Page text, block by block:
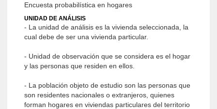
Encuesta probabilística en hogares
UNIDAD DE ANÁLISIS
- La unidad de análisis es la vivienda seleccionada, la
cual debe de ser una vivienda particular.
- Unidad de observación que se considera es el hogar
y las personas que residen en ellos.
- La población objeto de estudio son las personas que
son residentes nacionales o extranjeros, quienes
forman hogares en viviendas particulares del territorio